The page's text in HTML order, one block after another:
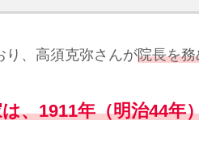
り、高須克弥さんが院長を
、1911年（明治44年